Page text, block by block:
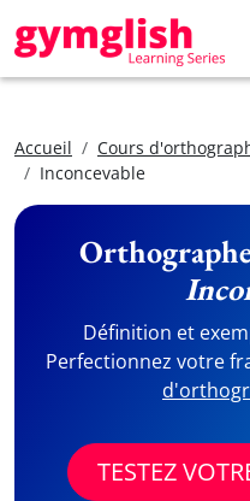
Accueil Cours
Inconcevable
Définition et
Perfectionnez votre
TESTEZ